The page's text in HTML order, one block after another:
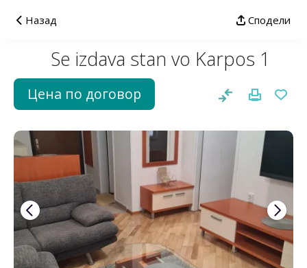
Назад Сподели
Se izdava stan vo Karpos 1
Цена по договор